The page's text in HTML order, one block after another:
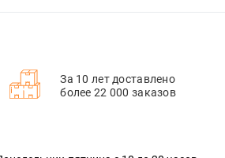
За 10 лет доставлено
более 22 000 заказов